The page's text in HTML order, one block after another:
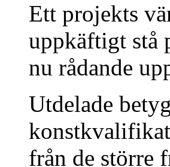
Ett projekts
uppkäftigt stå
nu rådande
Utdelade
från de större